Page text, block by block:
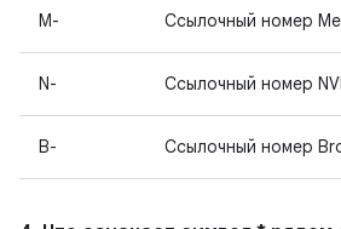
M- Ссылочный номер
N- Ссылочный номер
B- Ссылочный номер